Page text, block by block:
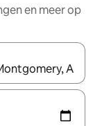
en meer op
je een keuze